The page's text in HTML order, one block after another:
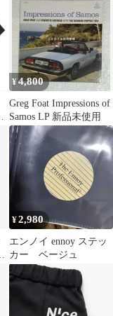
¥4,800
Greg Foat Impressions of
Samos LP 新品未使用
¥2,980
エンノイ ennoy ステッ
カー ベージュ